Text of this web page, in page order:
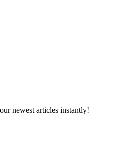
newest articles instantly!